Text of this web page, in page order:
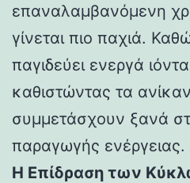
επαναλαμβανόμενη
γίνεται πιο παχιά.
παγιδεύει ενεργά ιόντα
καθιστώντας τα
συμμετάσχουν ξανά
παραγωγής ενέργειας.
Η Επίδραση των